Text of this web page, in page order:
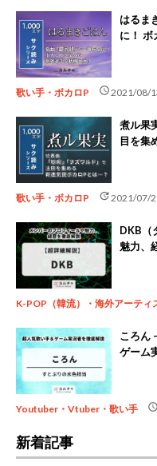
はるま
に！ ボ
歌い手・ボカロP schedule2021/08/
煮ル果
目を集
歌い手・ボカロP update2021/07/
DKB（
魅力、
K-POP（韓流）・海外アーティ
ころん
ゲーム
Youtuber・Vtuber・歌い手 schedule
新着記事